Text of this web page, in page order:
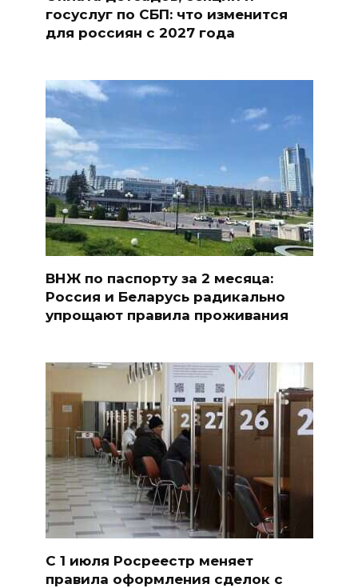
госуслуг по СБП: что изменится
для россиян с 2027 года
ВНЖ по паспорту за 2 месяца:
Россия и Беларусь радикально
упрощают правила проживания
С 1 июля Росреестр меняет
правила оформления сделок с